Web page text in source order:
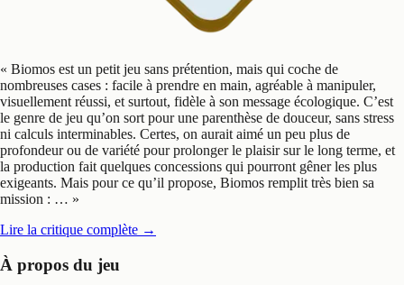
« Biomos est un petit jeu sans prétention, mais qui coche de
nombreuses cases : facile à prendre en main, agréable à manipuler,
visuellement réussi, et surtout, fidèle à son message écologique. C’est
le genre de jeu qu’on sort pour une parenthèse de douceur, sans stress
ni calculs interminables. Certes, on aurait aimé un peu plus de
profondeur ou de variété pour prolonger le plaisir sur le long terme, et
la production fait quelques concessions qui pourront gêner les plus
exigeants. Mais pour ce qu’il propose, Biomos remplit très bien sa
mission : … »
Lire la critique complète →
À propos du jeu